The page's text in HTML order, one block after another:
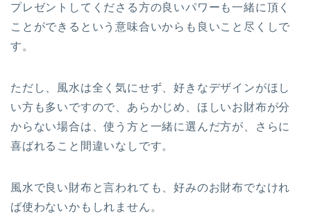
プレゼントしてくださる方の良いパワーも一緒に頂く
ことができるという意味合いからも良いこと尽くしで
す。
ただし、風水は全く気にせず、好きなデザインがほし
い方も多いですので、あらかじめ、ほしいお財布が分
からない場合は、使う方と一緒に選んだ方が、さらに
喜ばれること間違いなしです。
風水で良い財布と言われても、好みのお財布でなけれ
ば使わないかもしれません。